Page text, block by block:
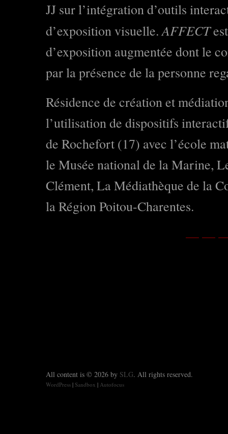
JJ sur l’intégration d’outils
d’exposition visuelle.AFFECT
d’exposition augmentée dont le
par la présence de la personne
Résidence de création et
l’utilisation de dispositifs
de Rochefort (17) avec l’école
le Musée national de la Marine,
Clément, La Médiathèque de la
la Région Poitou-Charentes.
— —
All content is © 2026 by SLG. All rights reserved.
WordPress | Sandbox | Autofocus